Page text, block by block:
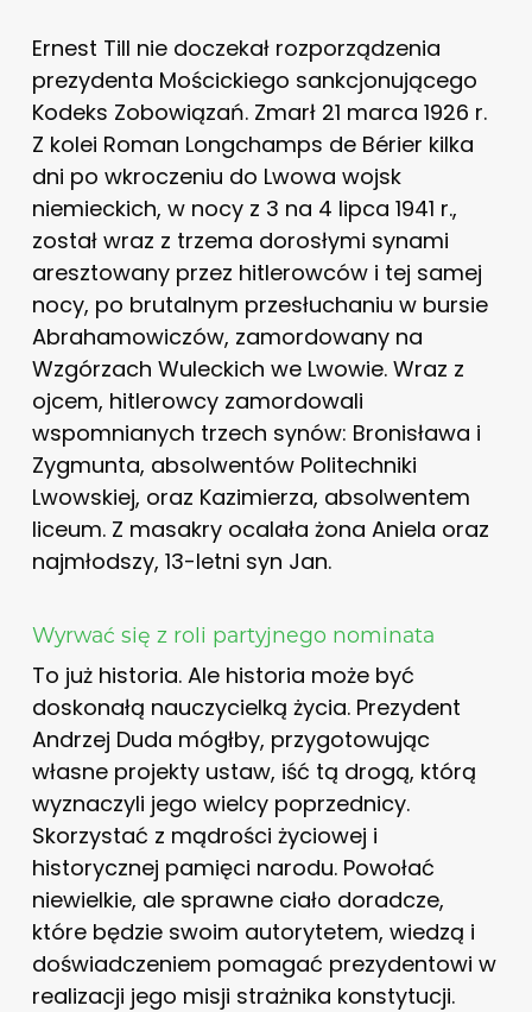
Ernest Till nie doczekał rozporządzenia
prezydenta Mościckiego sankcjonującego
Kodeks Zobowiązań. Zmarł 21 marca 1926 r.
Z kolei Roman Longchamps de Bérier kilka
dni po wkroczeniu do Lwowa wojsk
niemieckich, w nocy z 3 na 4 lipca 1941 r.,
został wraz z trzema dorosłymi synami
aresztowany przez hitlerowców i tej samej
nocy, po brutalnym przesłuchaniu w bursie
Abrahamowiczów, zamordowany na
Wzgórzach Wuleckich we Lwowie. Wraz z
ojcem, hitlerowcy zamordowali
wspomnianych trzech synów: Bronisława i
Zygmunta, absolwentów Politechniki
Lwowskiej, oraz Kazimierza, absolwentem
liceum. Z masakry ocalała żona Aniela oraz
najmłodszy, 13-letni syn Jan.
Wyrwać się z roli partyjnego nominata
To już historia. Ale historia może być
doskonałą nauczycielką życia. Prezydent
Andrzej Duda mógłby, przygotowując
własne projekty ustaw, iść tą drogą, którą
wyznaczyli jego wielcy poprzednicy.
Skorzystać z mądrości życiowej i
historycznej pamięci narodu. Powołać
niewielkie, ale sprawne ciało doradcze,
które będzie swoim autorytetem, wiedzą i
doświadczeniem pomagać prezydentowi w
realizacji jego misji strażnika konstytucji.